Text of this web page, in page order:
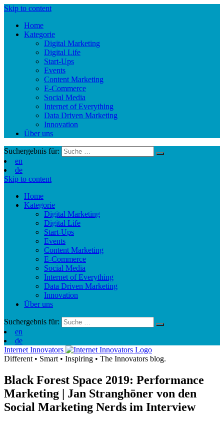
Skip to content
Home
Kategorie
Digital Marketing
Digital Life
Start-Ups
Events
Content Marketing
E-Commerce
Social Media
Internet of Everything
Data Driven Marketing
Innovation
Über uns
Suchergebnis für:
en
de
Skip to content
Home
Kategorie
Digital Marketing
Digital Life
Start-Ups
Events
Content Marketing
E-Commerce
Social Media
Internet of Everything
Data Driven Marketing
Innovation
Über uns
Suchergebnis für:
en
de
Internet Innovators
Different • Smart • Inspiring • The Innovators blog.
Black Forest Space 2019: Performance
Marketing | Jan Stranghöner von den
Social Marketing Nerds im Interview